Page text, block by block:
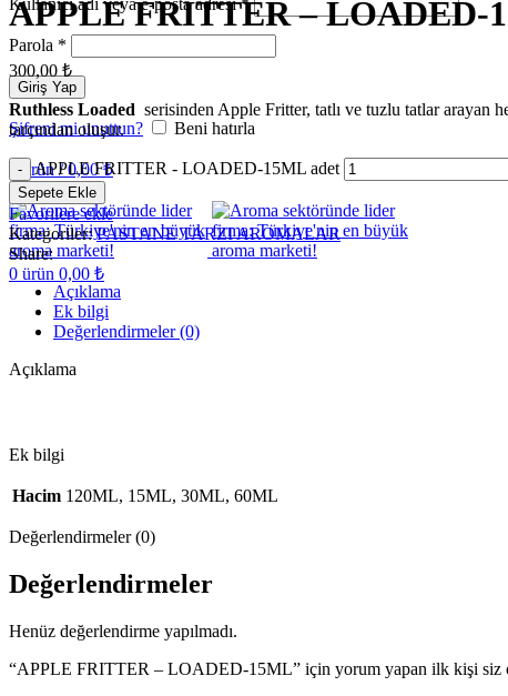
Kullanıcı adı veya e-posta adresi*
Parola *
Giriş Yap
Şifreni mi unuttun? Beni hatırla
0 ürün / 0,00₺
Menu
0 ürün 0,00 ₺
APPLE FRITTER – LOADED-
300,00 ₺
Ruthless Loaded serisinden Apple Fritter, tatlı ve tuzlu tatlar arayan
tarçından oluşur.
APPLE FRITTER - LOADED-15ML adet
Sepete Ekle
Favorilere ekle
Kategoriler: PASTANE TARZI AROMALAR
Share:
Açıklama
Ek bilgi
Değerlendirmeler (0)
Açıklama
Ek bilgi
Hacim 120ML, 15ML, 30ML, 60ML
Değerlendirmeler (0)
Değerlendirmeler
Henüz değerlendirme yapılmadı.
“APPLE FRITTER – LOADED-15ML” için yorum yapan ilk kişi siz